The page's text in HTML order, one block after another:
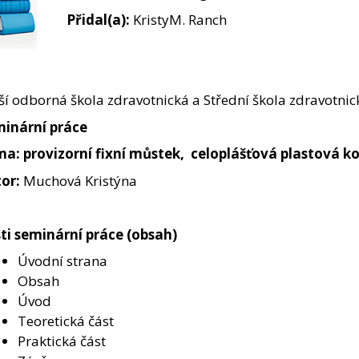
Přidal(a): KristyM. Ranch
odborná škola zdravotnická a Střední škola
práce
provizorní fixní můstek, celoplášťová plastová
Muchová Kristýna
seminární práce (obsah)
Úvodní strana
Obsah
Úvod
Teoretická část
Praktická část